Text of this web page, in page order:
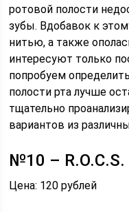
ротовой полости
зубы. Вдобавок к
нитью, а также
интересуют только
попробуем
полости рта лучше
тщательно
вариантов из
№10 –
Цена: 120 рублей